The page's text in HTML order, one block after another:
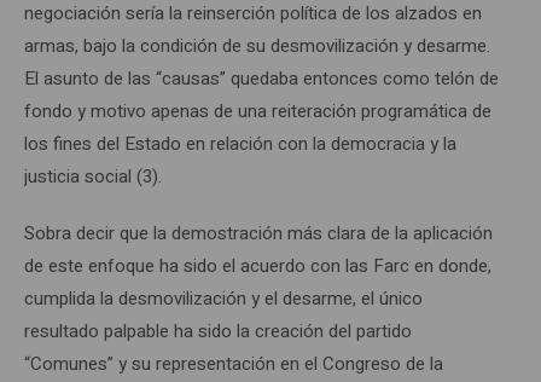
negociación sería la reinserción política de los alzados en
armas, bajo la condición de su desmovilización y desarme.
El asunto de las “causas” quedaba entonces como telón de
fondo y motivo apenas de una reiteración programática de
los fines del Estado en relación con la democracia y la
justicia social (3).
Sobra decir que la demostración más clara de la aplicación
de este enfoque ha sido el acuerdo con las Farc en donde,
cumplida la desmovilización y el desarme, el único
resultado palpable ha sido la creación del partido
“Comunes” y su representación en el Congreso de la